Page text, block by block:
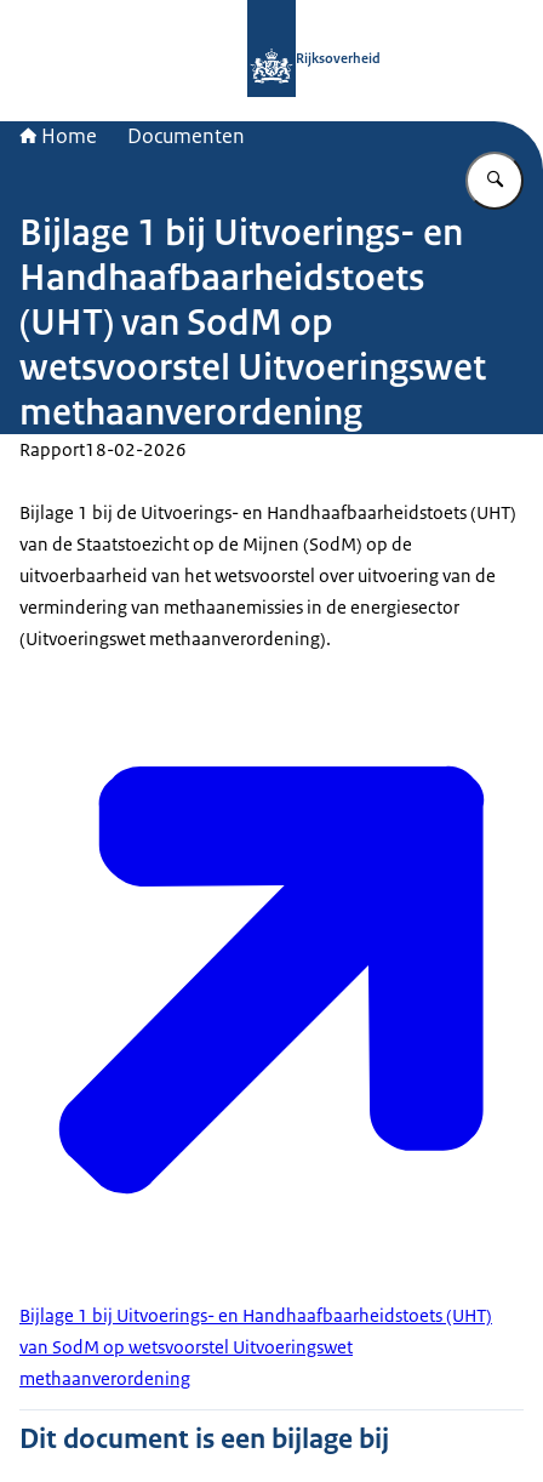
Rijksoverheid
Home Documenten
Bijlage 1 bij Uitvoerings- en
Handhaafbaarheidstoets
(UHT) van SodM op
wetsvoorstel Uitvoeringswet
methaanverordening
Rapport18-02-2026
Bijlage 1 bij de Uitvoerings- en Handhaafbaarheidstoets (UHT)
van de Staatstoezicht op de Mijnen (SodM) op de
uitvoerbaarheid van het wetsvoorstel over uitvoering van de
vermindering van methaanemissies in de energiesector
(Uitvoeringswet methaanverordening).
Bijlage 1 bij Uitvoerings- en Handhaafbaarheidstoets (UHT)
van SodM op wetsvoorstel Uitvoeringswet
methaanverordening
Dit document is een bijlage bij